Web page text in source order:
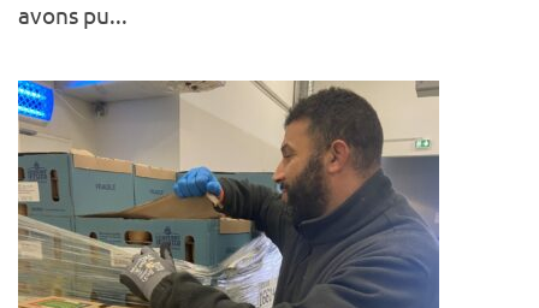
avons pu...